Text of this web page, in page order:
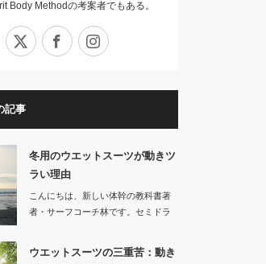
Body Methodの考案者でもある。
Facebook
記事
冬用のウエットスーツが動きツ
ラい理由
こんにちは、新しい体幹の教科書著
者・サーフコーチ林です。セミドラ
ウエットスーツの三重苦：動き